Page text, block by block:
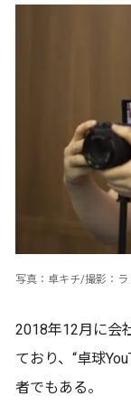
写真：卓キチ/撮影：ラ
2018年12月に会
ており、“卓球
者でもある。